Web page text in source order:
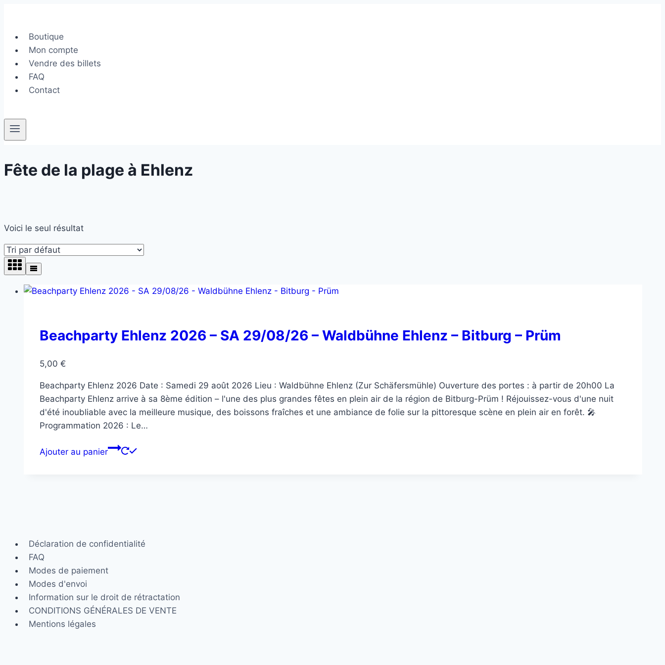
contenuBoutique
Mon compte
Vendre des billets
FAQ
Contact
Fête de la plage à Ehlenz
Voici le seul résultat
Beachparty Ehlenz 2026 – SA 29/08/26 – Waldbühne Ehlenz – Bitburg – Prüm
5,00 €
Beachparty Ehlenz 2026 Date : Samedi 29 août 2026 Lieu : Waldbühne Ehlenz (Zur Schäfersmühle) Ouverture des portes : à partir de 20h00 La
Beachparty Ehlenz arrive à sa 8ème édition – l'une des plus grandes fêtes en plein air de la région de Bitburg-Prüm ! Réjouissez-vous d'une nuit
d'été inoubliable avec la meilleure musique, des boissons fraîches et une ambiance de folie sur la pittoresque scène en plein air en forêt. 🎤
Programmation 2026 : Le…
Ajouter au panier
Déclaration de confidentialité
FAQ
Modes de paiement
Modes d'envoi
Information sur le droit de rétractation
CONDITIONS GÉNÉRALES DE VENTE
Mentions légales